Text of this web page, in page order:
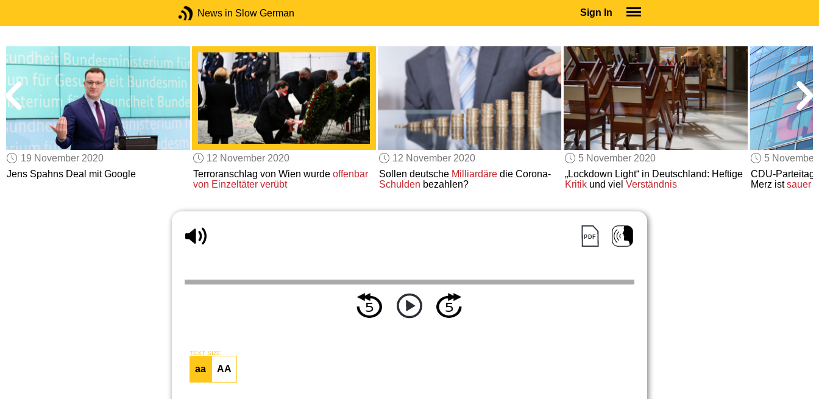
News in Slow German Sign In
SUBSCRIBE
EDUCATIONAL LICENSES
GIFT CARDS
OTHER LANGUAGES
ABOUT US
ALEXA
ADJUST COLORS
19 November 2020
Jens Spahns Deal mit Google
12 November 2020
Terroranschlag von Wien wurde offenbar
von Einzeltäter verübt
12 November 2020
Sollen deutsche Milliardäredie Corona-
Schulden bezahlen?
5 November 2020
„Lockdown Light“ in Deutschland: Heftige
Kritikund viel Verständnis
5
CDU-Parteitag
Merz istsauer
TEXT SIZE
aa AA